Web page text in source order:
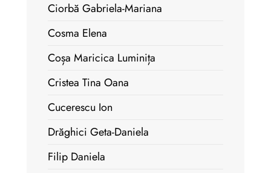
Ciorbă Gabriela-Mariana
Cosma Elena
Coșa Maricica Luminița
Cristea Tina Oana
Cucerescu Ion
Drăghici Geta-Daniela
Filip Daniela